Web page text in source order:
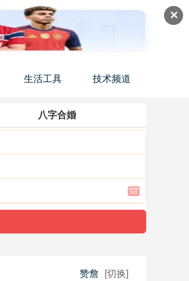
✕
生活工具 技术频道
八字合婚
赞詹 [切换]